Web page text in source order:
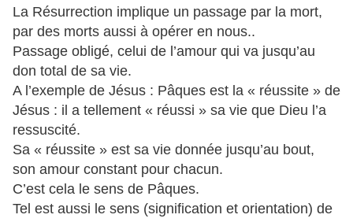
La Résurrection implique un passage par la mort,
par des morts aussi à opérer en nous..
Passage obligé, celui de l’amour qui va jusqu’au
don total de sa vie.
A l’exemple de Jésus : Pâques est la « réussite » de
Jésus : il a tellement « réussi » sa vie que Dieu l’a
ressuscité.
Sa « réussite » est sa vie donnée jusqu’au bout,
son amour constant pour chacun.
C’est cela le sens de Pâques.
Tel est aussi le sens (signification et orientation) de